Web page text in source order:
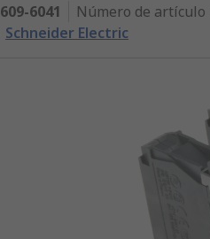
609-6041 Número de
Schneider Electric